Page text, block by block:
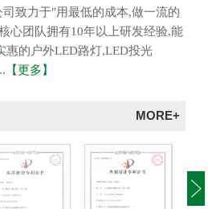
致力于"用最低的成本,做一流的
心团队拥有10年以上研发经验,能
惠的户外LED路灯,LED投光
【更多】
MORE+